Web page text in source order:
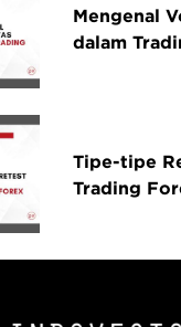
Mengenal
dalam
Tipe-tipe
Trading